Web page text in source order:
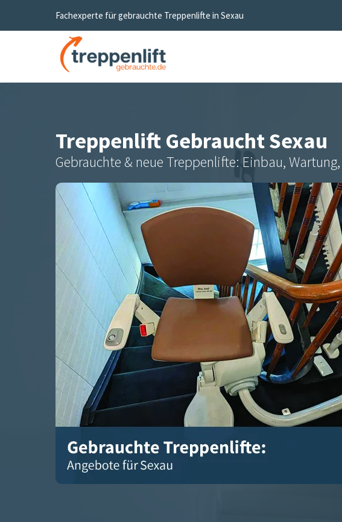
Fachexperte für gebrauchte Treppenlifte in Sexau
Treppenlift GebrauchtSexau
Gebrauchte & neue Treppenlifte: Einbau,